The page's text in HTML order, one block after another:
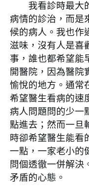
我看診時最大的
病情的診治，而是
候的病人。我也作
滋味，沒有人是喜
事，誰也都希望能
開醫院，因為醫院
愉悅的地方。通常
希望醫生看病的速
病人問題問的少一
點進去；然而一旦
時卻希望醫生能看
一點，一家老小的
問個透徹一併解決
矛盾的心態。